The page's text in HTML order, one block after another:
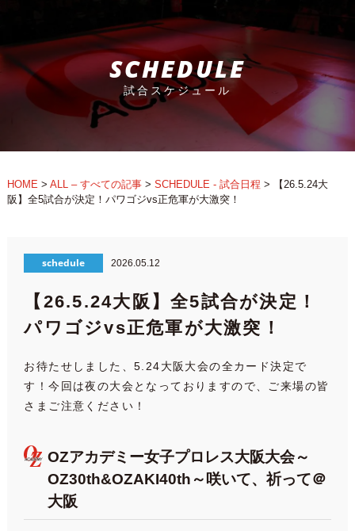
SCHEDULE
試合スケジュール
HOME> ALL – すべての記事> SCHEDULE - 試合日程 >
【26.5.24大
阪】全5試合が決定！パワゴジvs正危軍が大激突！
schedule 2026.05.12
【26.5.24大阪】全5試合が決定！
パワゴジvs正危軍が大激突！
お待たせしました、5.24大阪大会の全カード決定で
す！今回は夜の大会となっておりますので、ご来場の皆
さまご注意ください！
OZアカデミー女子プロレス大阪大会～
OZ30th&OZAKI40th～咲いて、祈って＠
大阪